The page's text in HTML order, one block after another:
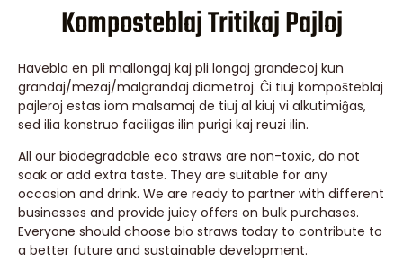
Komposteblaj Tritikaj Pajloj
Havebla en pli mallongaj kaj pli longaj grandecoj kun
grandaj/mezaj/malgrandaj diametroj. Ĉi tiuj kompoŝteblaj
pajleroj estas iom malsamaj de tiuj al kiuj vi alkutimiĝas,
sed ilia konstruo faciligas ilin purigi kaj reuzi ilin.
All our biodegradable eco straws are non-toxic, do not
soak or add extra taste. They are suitable for any
occasion and drink. We are ready to partner with different
businesses and provide juicy offers on bulk purchases.
Everyone should choose bio straws today to contribute to
a better future and sustainable development.